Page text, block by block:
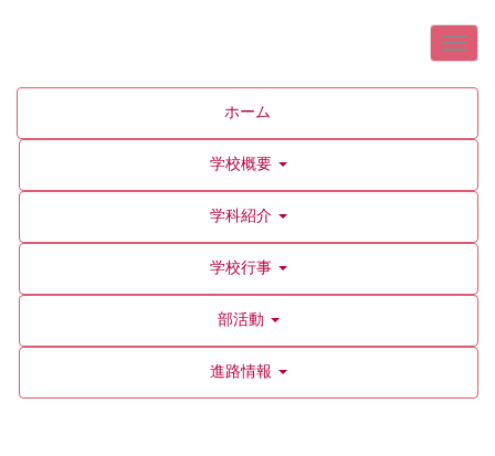
ホーム
学校概要
学科紹介
学校行事
部活動
進路情報